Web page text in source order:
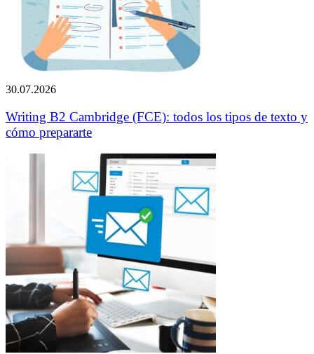
30.07.2026
Writing B2 Cambridge (FCE): todos los tipos de texto y
cómo prepararte